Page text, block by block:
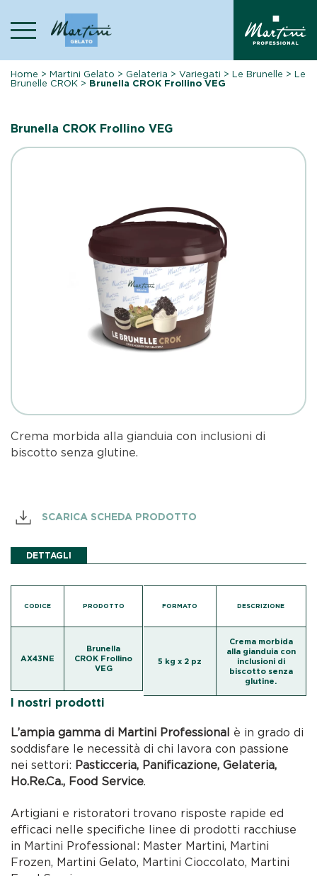
content
Home >Martini Gelato > Gelateria >Variegati >Le Brunelle >Le
Brunelle CROK > Brunella CROK Frollino VEG
Brunella CROK Frollino VEG
Crema morbida alla gianduia con inclusioni di
biscotto senza glutine.
SCARICA SCHEDA PRODOTTO
DETTAGLI
CODICE PRODOTTO
AX43NE
Brunella
CROK Frollino
VEG
FORMATO DESCRIZIONE
5 kg x 2 pz
Crema morbida
alla gianduia con
inclusioni di
biscotto senza
glutine.
I nostri prodotti
L’ampia gamma di Martini Professional è in grado di
soddisfare le necessità di chi lavora con passione
nei settori: Pasticceria, Panificazione, Gelateria,
Ho.Re.Ca., Food Service.
Artigiani e ristoratori trovano risposte rapide ed
efficaci nelle specifiche linee di prodotti racchiuse
in Martini Professional: Master Martini, Martini
Frozen, Martini Gelato, Martini Cioccolato, Martini